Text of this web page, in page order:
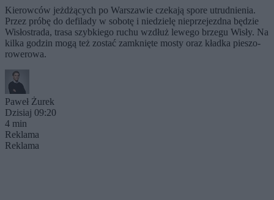
Kierowców jeżdżących po Warszawie czekają spore utrudnienia.
Przez próbę do defilady w sobotę i niedzielę nieprzejezdna będzie
Wisłostrada, trasa szybkiego ruchu wzdłuż lewego brzegu Wisły. Na
kilka godzin mogą też zostać zamknięte mosty oraz kładka pieszo-
rowerowa.
Paweł Żurek
Dzisiaj 09:20
4 min
Reklama
Reklama